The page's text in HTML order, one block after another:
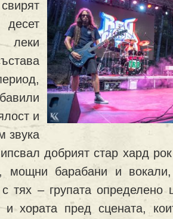
десет
и
звука
добрият стар хард
мощни барабани и
тях – групата определено
и хората пред сцената,